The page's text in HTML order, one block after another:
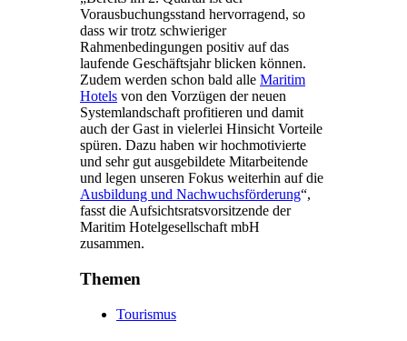
Vorausbuchungsstand hervorragend, so
dass wir trotz schwieriger
Rahmenbedingungen positiv auf das
laufende Geschäftsjahr blicken können.
Zudem werden schon bald alle Maritim
Hotels von den Vorzügen der neuen
Systemlandschaft profitieren und damit
auch der Gast in vielerlei Hinsicht Vorteile
spüren. Dazu haben wir hochmotivierte
und sehr gut ausgebildete Mitarbeitende
und legen unseren Fokus weiterhin auf die
Ausbildung und Nachwuchsförderung“,
fasst die Aufsichtsratsvorsitzende der
Maritim Hotelgesellschaft mbH
zusammen.
Themen
Tourismus